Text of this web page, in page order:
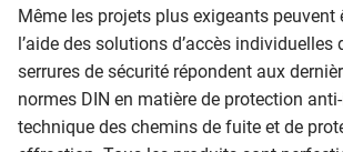
Même les projets plus exigeants peuvent
l’aide des solutions d’accès individuelles
serrures de sécurité répondent aux
normes DIN en matière de protection
technique des chemins de fuite et de